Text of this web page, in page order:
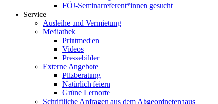
FÖJ-Seminarreferent*innen gesucht
Service
Ausleihe und Vermietung
Mediathek
Printmedien
Videos
Pressebilder
Externe Angebote
Pilzberatung
Natürlich feiern
Grüne Lernorte
Schriftliche Anfragen aus dem Abgeordnetenhaus